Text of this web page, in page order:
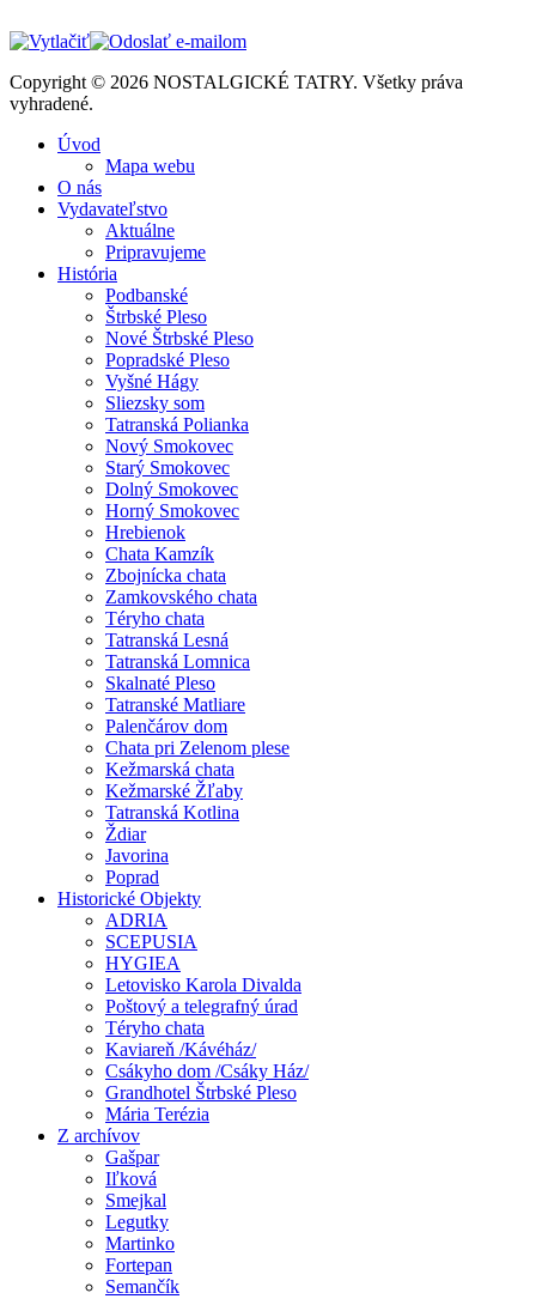
Copyright © 2026 NOSTALGICKÉ TATRY. Všetky práva
vyhradené.
Úvod
Mapa webu
O nás
Vydavateľstvo
Aktuálne
Pripravujeme
História
Podbanské
Štrbské Pleso
Nové Štrbské Pleso
Popradské Pleso
Vyšné Hágy
Sliezsky som
Tatranská Polianka
Nový Smokovec
Starý Smokovec
Dolný Smokovec
Horný Smokovec
Hrebienok
Chata Kamzík
Zbojnícka chata
Zamkovského chata
Téryho chata
Tatranská Lesná
Tatranská Lomnica
Skalnaté Pleso
Tatranské Matliare
Palenčárov dom
Chata pri Zelenom plese
Kežmarská chata
Kežmarské Žľaby
Tatranská Kotlina
Ždiar
Javorina
Poprad
Historické Objekty
ADRIA
SCEPUSIA
HYGIEA
Letovisko Karola Divalda
Poštový a telegrafný úrad
Téryho chata
Kaviareň /Kávéház/
Csákyho dom /Csáky Ház/
Grandhotel Štrbské Pleso
Mária Terézia
Z archívov
Gašpar
Iľková
Smejkal
Legutky
Martinko
Fortepan
Semančík